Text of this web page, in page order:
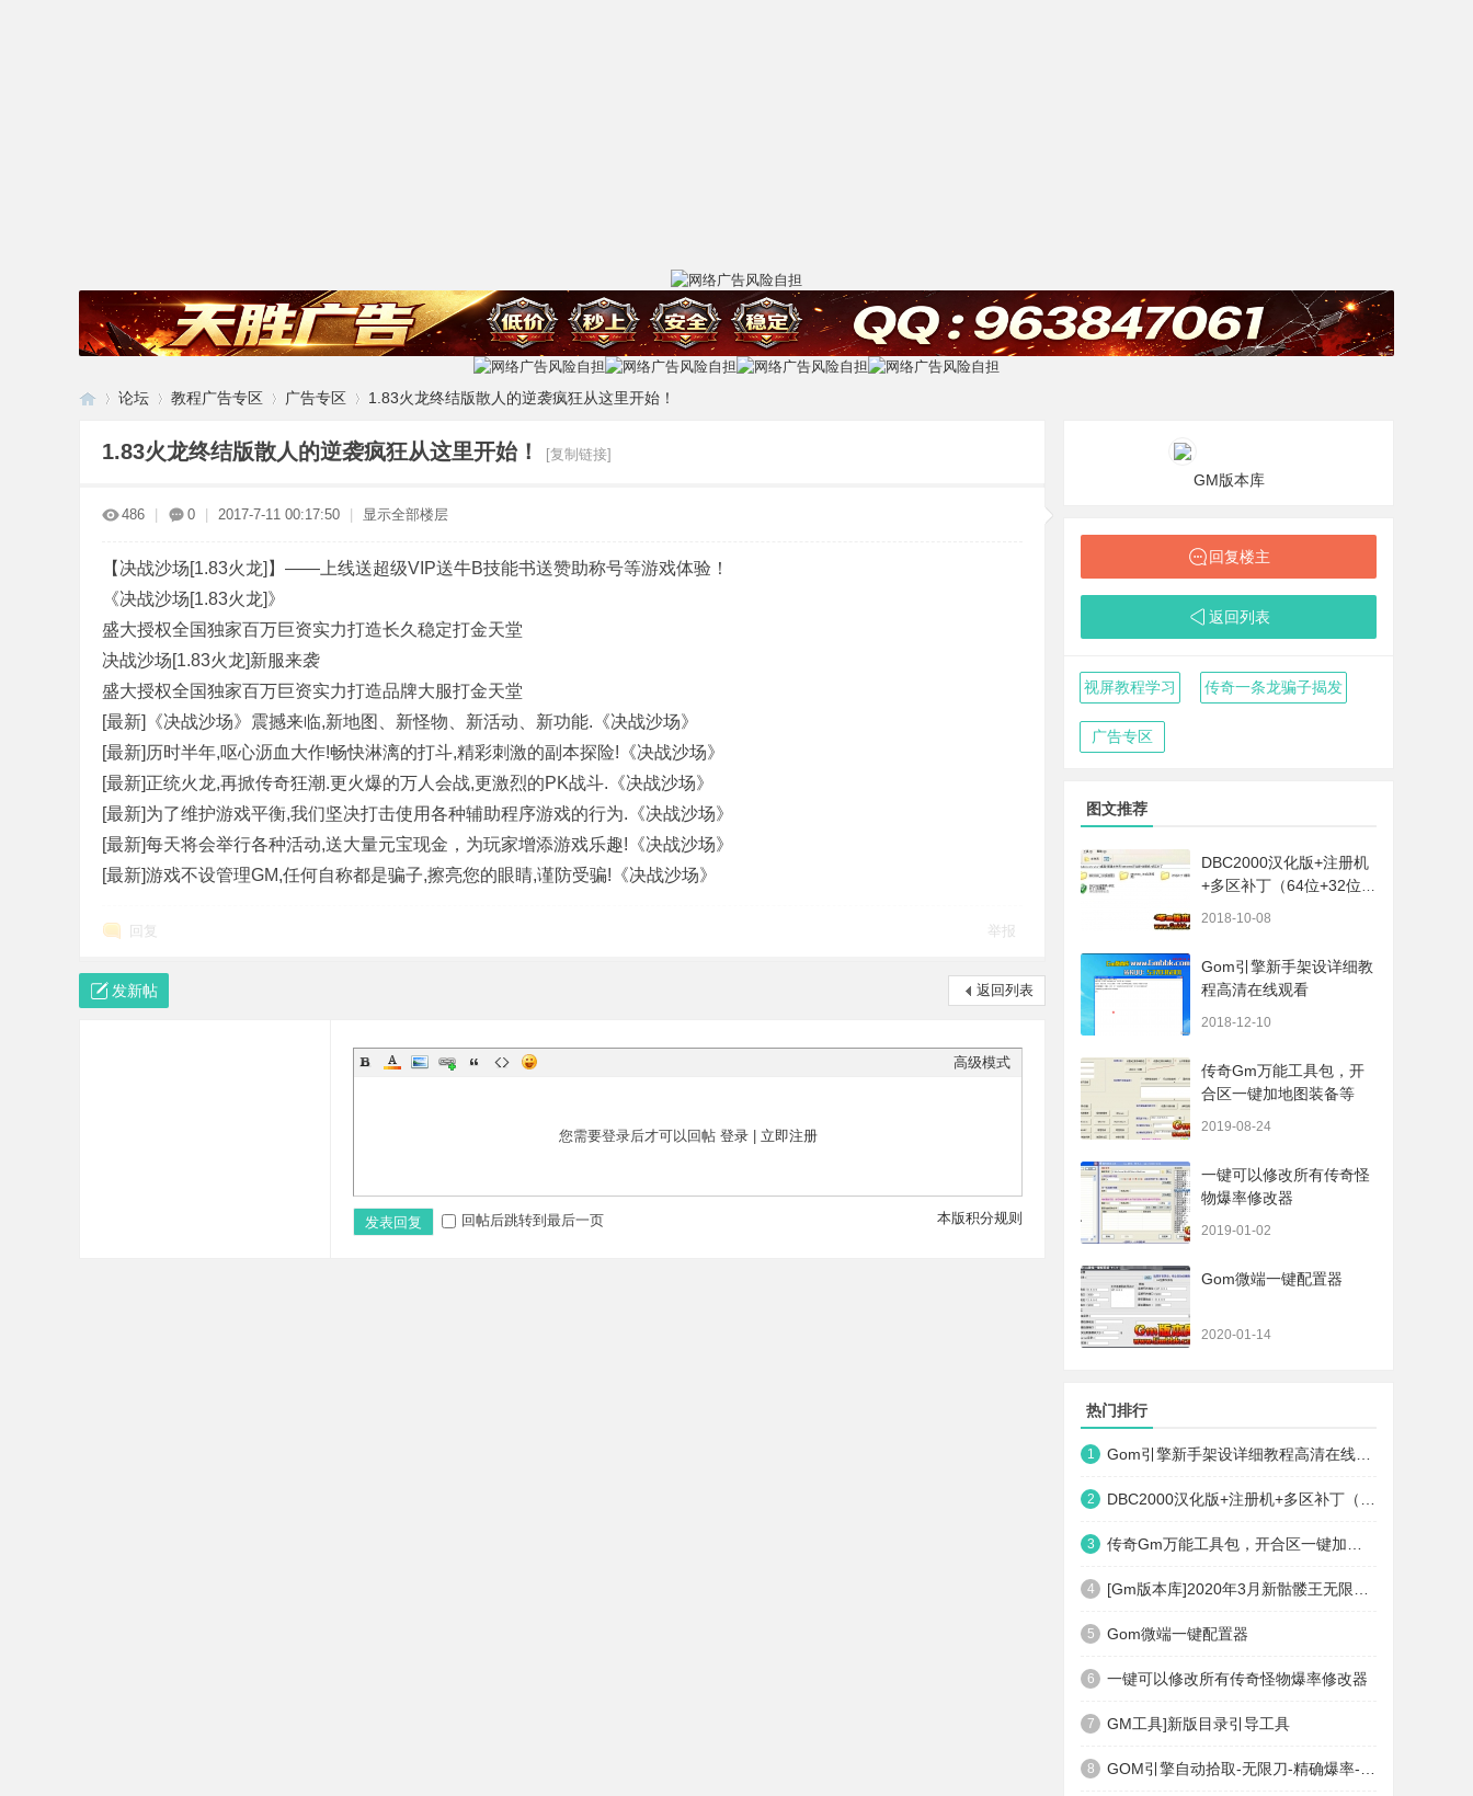
论坛 教程广告专区 广告专区 1.83火龙终结版散人的逆袭疯狂从这里开始！
1.83火龙终结版散人的逆袭疯狂从这里开始！ [复制链接]
486 0 2017-7-11 00:17:50 显示全部楼层
【决战沙场[1.83火龙]】——上线送超级VIP送牛B技能书送赞助称号等游戏体验！
《决战沙场[1.83火龙]》
盛大授权全国独家百万巨资实力打造长久稳定打金天堂
决战沙场[1.83火龙]新服来袭
盛大授权全国独家百万巨资实力打造品牌大服打金天堂
[最新]《决战沙场》震撼来临,新地图、新怪物、新活动、新功能.《决战沙场》
[最新]历时半年,呕心沥血大作!畅快淋漓的打斗,精彩刺激的副本探险!《决战沙场》
[最新]正统火龙,再掀传奇狂潮.更火爆的万人会战,更激烈的PK战斗.《决战沙场》
[最新]为了维护游戏平衡,我们坚决打击使用各种辅助程序游戏的行为.《决战沙场》
[最新]每天将会举行各种活动,送大量元宝现金，为玩家增添游戏乐趣!《决战沙场》
[最新]游戏不设管理GM,任何自称都是骗子,擦亮您的眼睛,谨防受骗!《决战沙场》
回复 举报
返回列表
发新帖
高级模式
您需要登录后才可以回帖 登录| 立即注册
本版积分规则
发表回复 回帖后跳转到最后一页
GM版本库
回复楼主
返回列表
视屏教程学习 传奇一条龙骗子揭发
广告专区
图文推荐
DBC2000汉化版+注册机
+多区补丁（64位+32位的
2018-10-08
Gom引擎新手架设详细教
程高清在线观看
2018-12-10
传奇Gm万能工具包，开
合区一键加地图装备等
2019-08-24
一键可以修改所有传奇怪
物爆率修改器
2019-01-02
Gom微端一键配置器
2020-01-14
热门排行
1
2
3
4
5 Gom微端一键配置器
6 一键可以修改所有传奇怪物爆率修改器
7 GM工具]新版目录引导工具
8